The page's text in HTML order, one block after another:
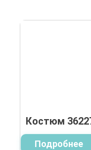
Костюм
Подробнее